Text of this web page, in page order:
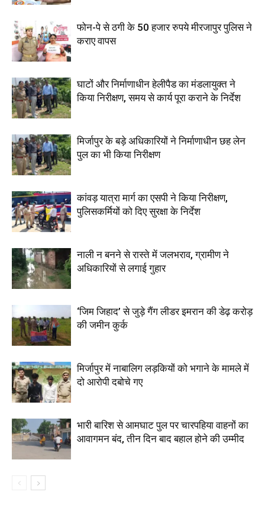
फोन-पे से ठगी के 50 हजार रुपये मीरजापुर पुलिस ने
कराए वापस
घाटों और निर्माणाधीन हेलीपैड का मंडलायुक्त ने
किया निरीक्षण, समय से कार्य पूरा कराने के निर्देश
मिर्जापुर के बड़े अधिकारियों ने निर्माणाधीन छह लेन
पुल का भी किया निरीक्षण
कांवड़ यात्रा मार्ग का एसपी ने किया निरीक्षण,
पुलिसकर्मियों को दिए सुरक्षा के निर्देश
नाली न बनने से रास्ते में जलभराव, ग्रामीण ने
अधिकारियों से लगाई गुहार
‘जिम जिहाद’ से जुड़े गैंग लीडर इमरान की डेढ़ करोड़
की जमीन कुर्क
मिर्जापुर में नाबालिग लड़कियों को भगाने के मामले में
दो आरोपी दबोचे गए
भारी बारिश से आमघाट पुल पर चारपहिया वाहनों का
आवागमन बंद, तीन दिन बाद बहाल होने की उम्मीद